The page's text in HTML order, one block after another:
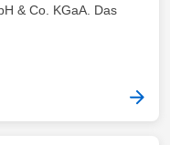
& Co. KGaA. Das